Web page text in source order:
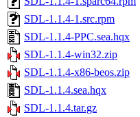
SDL-1.1.4-1.src.rpm
SDL-1.1.4-PPC.sea.hqx
SDL-1.1.4-win32.zip
SDL-1.1.4-x86-beos.zip
SDL-1.1.4.sea.hqx
SDL-1.1.4.tar.gz